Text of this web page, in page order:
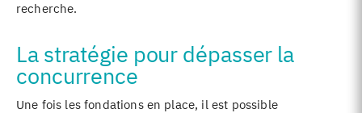
recherche.
La stratégie pour dépasser la
concurrence
Une fois les fondations en place, il est possible